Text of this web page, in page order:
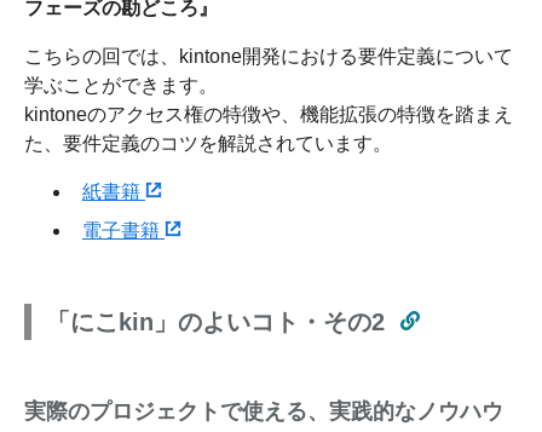
フェーズの勘どころ』
こちらの回では、kintone開発における要件定義について
学ぶことができます。
kintoneのアクセス権の特徴や、機能拡張の特徴を踏まえ
た、要件定義のコツを解説されています。
紙書籍
電子書籍
「にこkin」のよいコト・その2
実際のプロジェクトで使える、実践的なノウハウ